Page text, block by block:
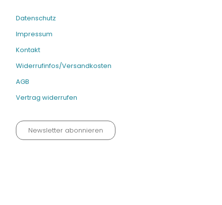
Datenschutz
Impressum
Kontakt
Widerrufinfos/Versandkosten
AGB
Vertrag widerrufen
Newsletter abonnieren